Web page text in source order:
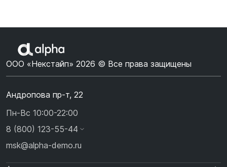
ООО «Некстайп» 2026 © Все права защищены
Андропова пр-т, 22
Пн-Вс 10:00-22:00
8 (800) 123-55-44
msk@alpha-demo.ru